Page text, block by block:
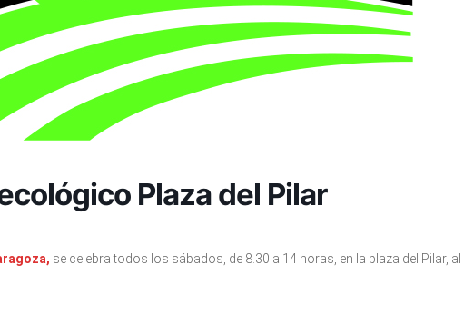
Plaza del Pilar
se celebra todos los sábados, de 8.30 a 14 horas, en la plaza del Pilar, al